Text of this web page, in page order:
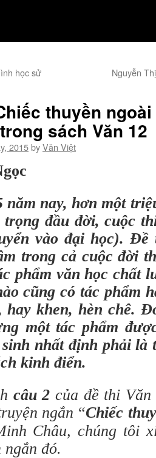
học sử Nguyễn
thuyền
sách Văn 12
2015byVăn Việt
năm nay, hơn một
trọng đầu đời, cuộc
vào đại học). Đề
trong cả cuộc đời
phẩm văn học chất
cũng có tác phẩm
hay khen, hèn chê.
một tác phẩm
nhất định phải là
kinh điển.
câu 2 của đề thi
ngắn “Chiếc
Châu, chúng tôi
đó.